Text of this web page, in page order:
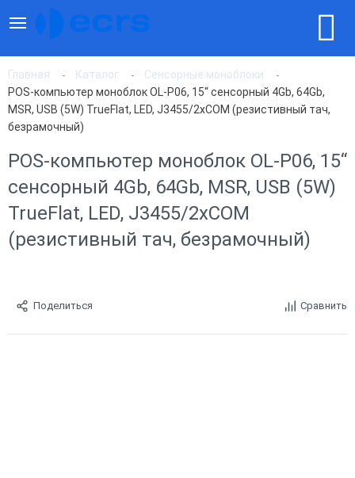
Главная Каталог
Сенсорные моноблоки
POS-компьютер моноблок OL-P06, 15“ сенсорный 4Gb, 64Gb,
MSR, USB (5W) TrueFlat, LED, J3455/2xCOM (резистивный тач,
безрамочный)
POS-компьютер моноблок OL-P06, 15“
сенсорный 4Gb, 64Gb, MSR, USB (5W)
TrueFlat, LED, J3455/2xCOM
(резистивный тач, безрамочный)
Поделиться Сравнить